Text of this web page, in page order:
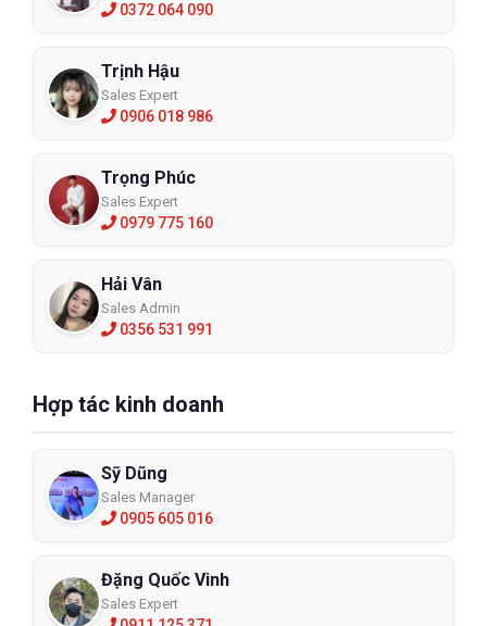
0372 064 090
Trịnh Hậu
Sales Expert
0906 018 986
Trọng Phúc
Sales Expert
0979 775 160
Hải Vân
Sales Admin
0356 531 991
Hợp tác kinh doanh
Sỹ Dũng
Sales Manager
0905 605 016
Đặng Quốc Vinh
Sales Expert